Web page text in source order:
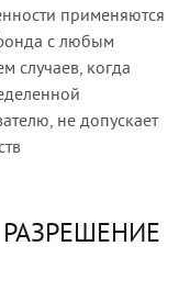
применяются
с любым
случаев, когда
не допускает